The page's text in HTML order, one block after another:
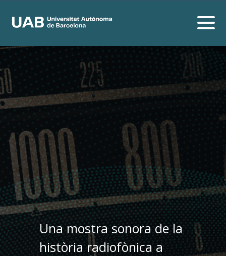
Una mostra sonora de la
història radiofònica a